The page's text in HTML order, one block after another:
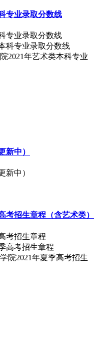
专业录取分数线
专业录取分数线
2021年艺术类本科专业
新中）
新中）
考招生章程（含艺术类）
考招生章程
院2021年夏季高考招生